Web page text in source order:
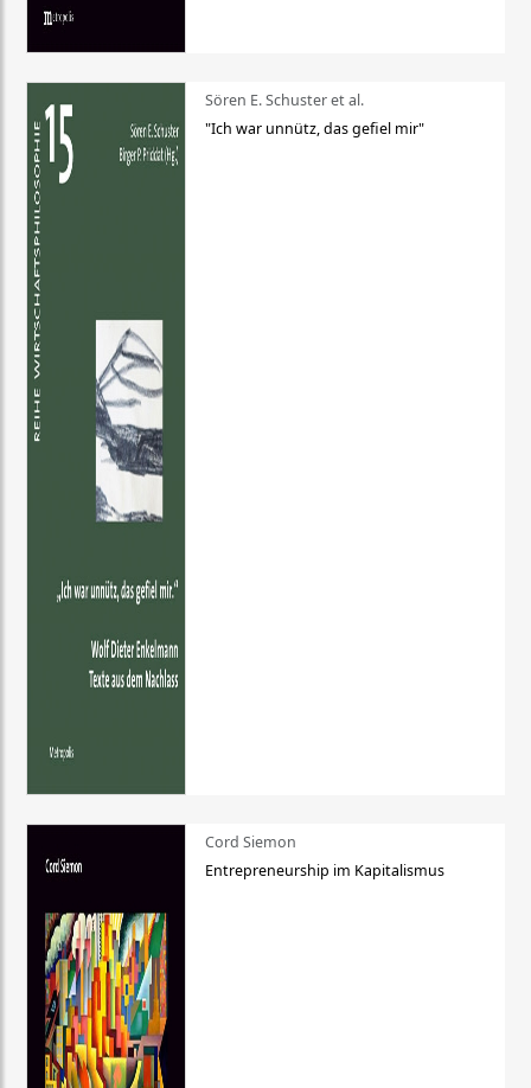
Sören E. Schuster et al.
"Ich war unnütz, das gefiel mir"
Cord Siemon
Entrepreneurship im Kapitalismus